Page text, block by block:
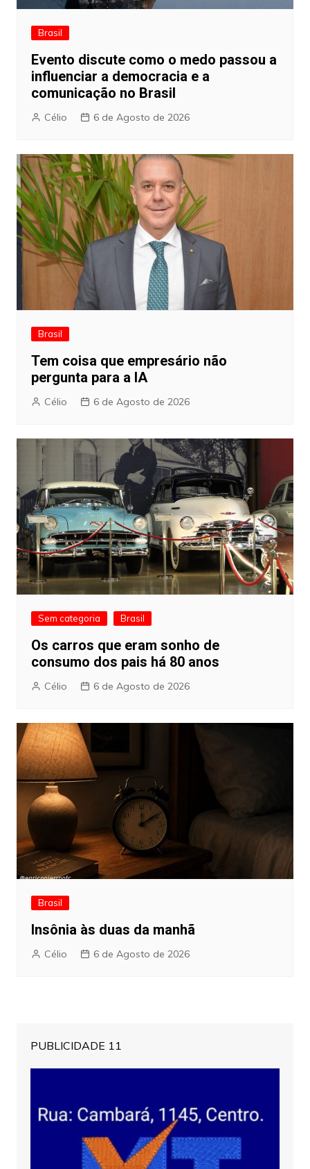
Brasil
Evento discute como o medo passou a
influenciar a democracia e a
comunicação no Brasil
Célio 6 de Agosto de 2026
Brasil
Tem coisa que empresário não
pergunta para a IA
Célio 6 de Agosto de 2026
Sem categoria Brasil
Os carros que eram sonho de
consumo dos pais há 80 anos
Célio 6 de Agosto de 2026
Brasil
Insônia às duas da manhã
Célio 6 de Agosto de 2026
PUBLICIDADE 11